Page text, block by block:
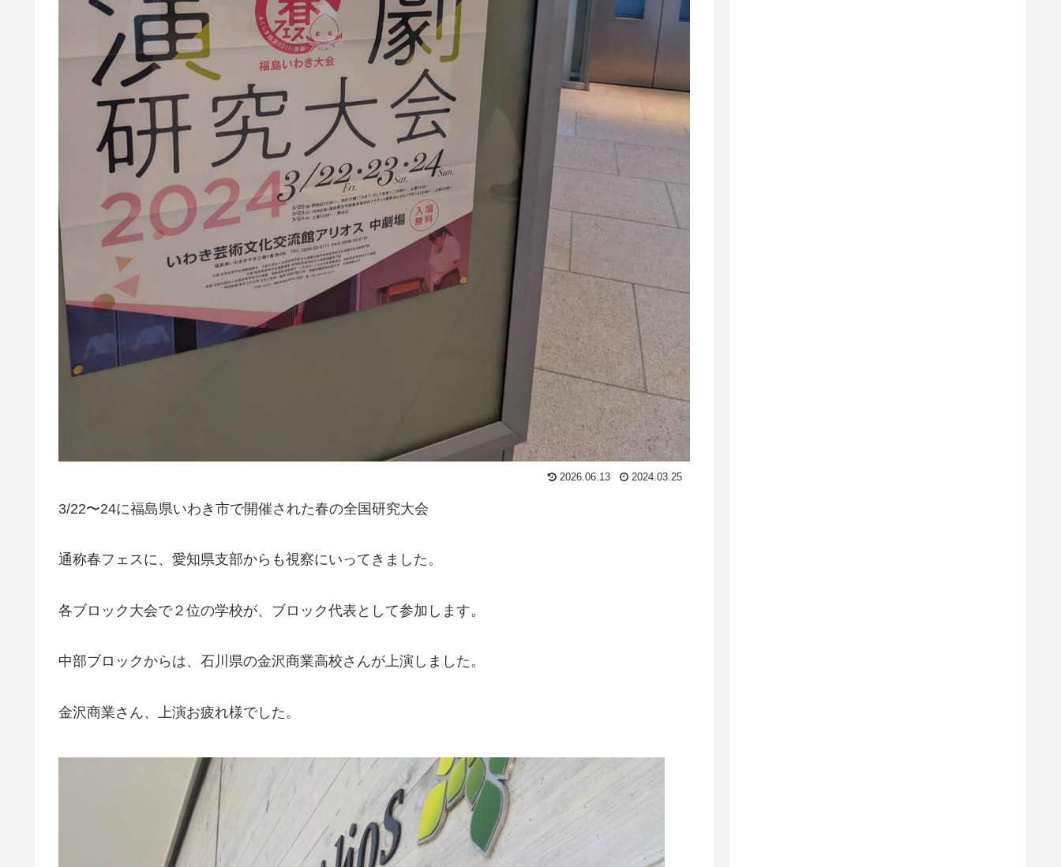
2026.06.13 2024.03.25
3/22〜24に福島県いわき市で開催された春の全国研究大会
通称春フェスに、愛知県支部からも視察にいってきました。
各ブロック大会で２位の学校が、ブロック代表として参加します。
中部ブロックからは、石川県の金沢商業高校さんが上演しました。
金沢商業さん、上演お疲れ様でした。